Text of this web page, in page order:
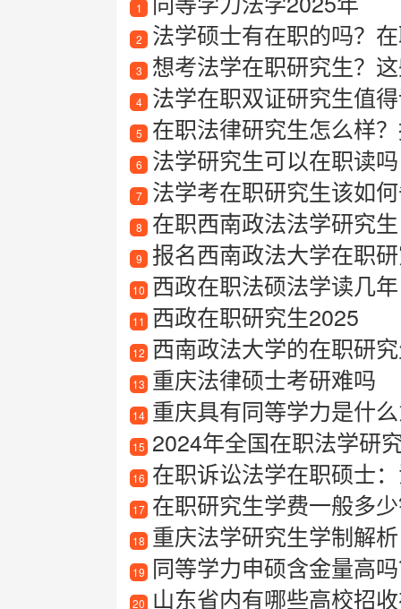
1
2 法学硕士有在职的吗？
3 想考法学在职研究生？
4 法学在职双证研究生值
5 在职法律研究生怎么样
6 法学研究生可以在职读吗
7 法学考在职研究生该如何备
8 在职西南政法法学研究生
9 报名西南政法大学在职
10 西政在职法硕法学读几年
11 西政在职研究生2025
12 西南政法大学的在职研
13 重庆法律硕士考研难吗
14 重庆具有同等学力是什么
15 2024年全国在职法学研究生
16 在职诉讼法学在职硕士
17 在职研究生学费一般多
18 重庆法学研究生学制解析
19 同等学力申硕含金量高
20 山东省内有哪些高校招收在